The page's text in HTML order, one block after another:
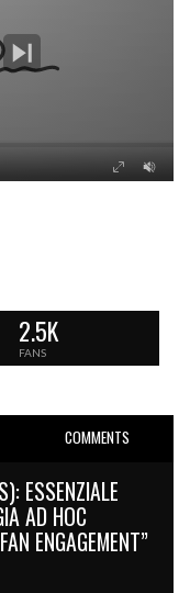
2.5K
FANS
COMMENTS
ESSENZIALE
AD HOC
ENGAGEMENT”